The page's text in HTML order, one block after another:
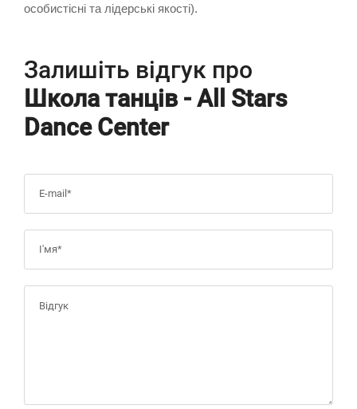
особистісні та лідерські якості).
Залишіть відгук про
Школа танців - All Stars
Dance Center